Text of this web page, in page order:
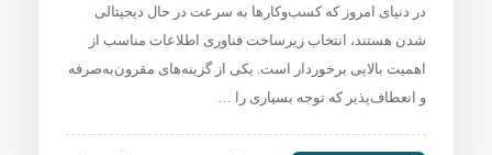
در دنیای امروز که کسب‌وکارها به سرعت در حال دیجیتالی
شدن هستند، انتخاب زیرساخت فناوری اطلاعات مناسب از
اهمیت بالایی برخوردار است. یکی از گزینه‌های مقرون‌به‌صرفه
و انعطاف‌پذیر که توجه بسیاری را …